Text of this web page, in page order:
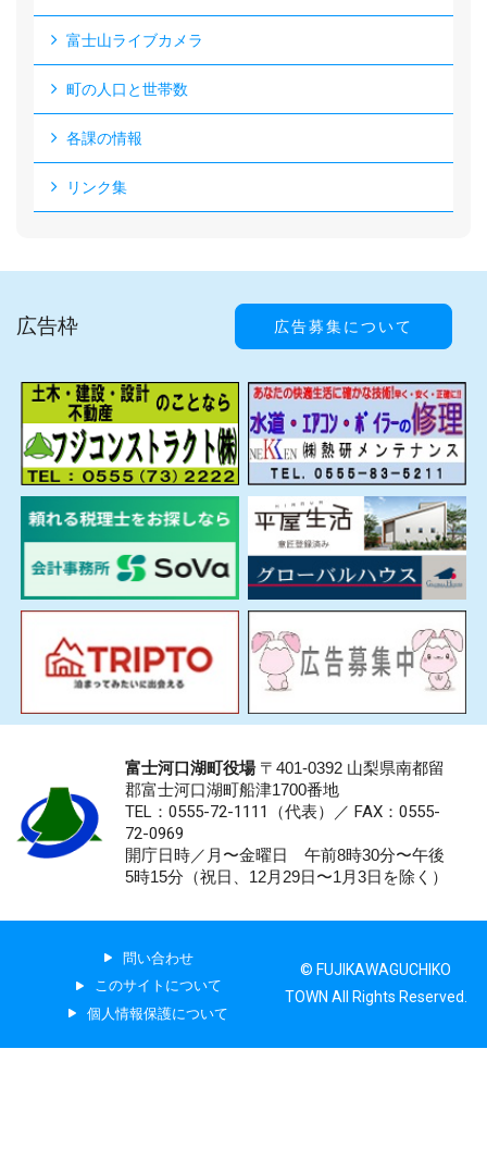
富士山ライブカメラ
町の人口と世帯数
各課の情報
リンク集
広告枠 広告募集について
富士河口湖町役場〒401-0392 山梨県南都留
郡富士河口湖町船津1700番地
TEL：0555-72-1111 （代表）／ FAX：0555-
72-0969
開庁日時／月〜金曜日 午前8時30分〜午後
5時15分（祝日、12月29日〜1月3日を除く）
問い合わせ
このサイトについて
個人情報保護について
© FUJIKAWAGUCHIKO
TOWN All Rights Reserved.